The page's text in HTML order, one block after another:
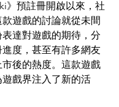
》預註冊開啟以來，社
遊戲的討論就從未間
達對遊戲的期待，分
度，甚至有許多網友
後的熱度。這款遊戲
戲界注入了新的活